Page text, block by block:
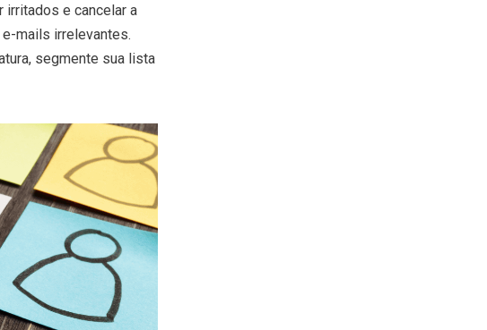
irritados e cancelar a
mails irrelevantes.
segmente sua lista